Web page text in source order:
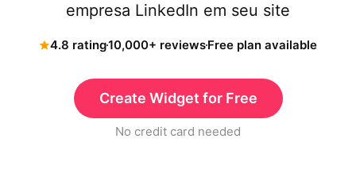
empresa LinkedIn em seu site
4.8 rating10,000+ reviewsFree plan available
Create Widget for Free
No credit card needed